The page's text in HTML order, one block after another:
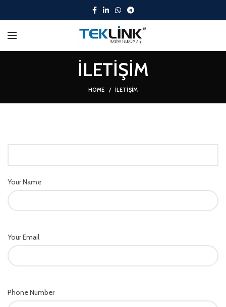
İLETİŞİM
HOME İLETİŞİM
Your Name
Your Email
Phone Number